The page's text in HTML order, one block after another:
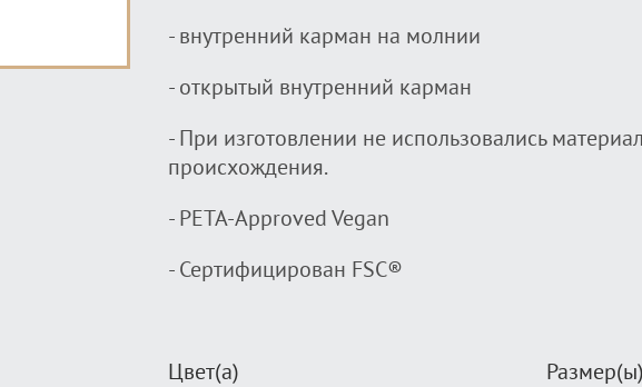
- внутренний карман на молнии
- открытый внутренний карман
- При изготовлении не использовались
происхождения.
- PETA-Approved Vegan
- Сертифицирован FSC®
Цвет(а)
Размер(ы)